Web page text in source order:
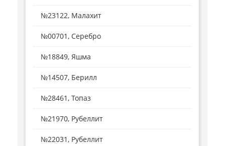
№23122, Малахит
№00701, Серебро
№18849, Яшма
№14507, Берилл
№28461, Топаз
№21970, Рубеллит
№22031, Рубеллит